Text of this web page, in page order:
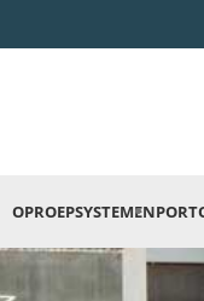
OPROEPSYSTEMEN